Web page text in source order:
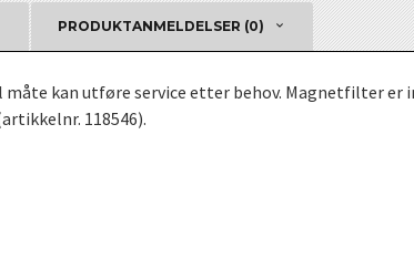
PRODUKTANMELDELSER (0)
kan utføre service etter behov. Magnetfilter
118546).